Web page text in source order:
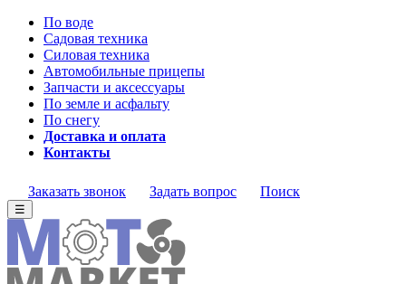
По воде
Садовая техника
Силовая техника
Автомобильные прицепы
Запчасти и аксессуары
По земле и асфальту
По снегу
Доставка и оплата
Контакты
Заказать звонок Задать вопрос Поиск
☰